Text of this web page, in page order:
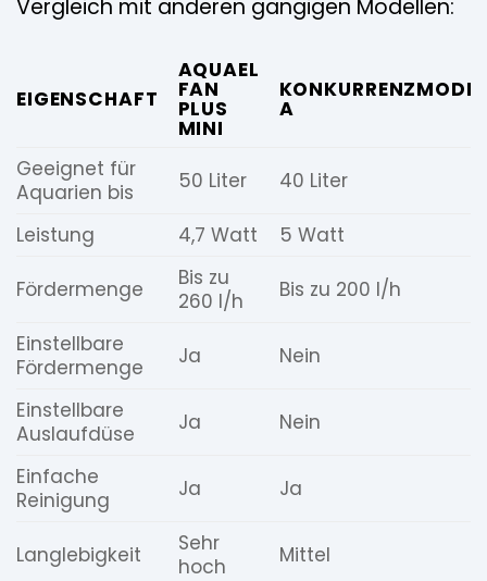
Vergleich mit anderen gängigen Modellen:
EIGENSCHAFT
AQUAEL
FAN
PLUS
MINI
A
Geeignet für
Aquarien bis
50 Liter 40 Liter
Leistung 4,7 Watt 5 Watt
Fördermenge
Bis zu
260 l/h
Bis zu 200 l/h
Einstellbare
Fördermenge
Ja Nein
Einstellbare
Auslaufdüse
Ja Nein
Einfache
Reinigung
Ja Ja
Langlebigkeit
Sehr
hoch
Mittel